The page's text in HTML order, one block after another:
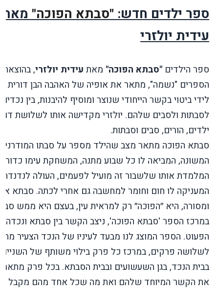
ספר ילדים חדש:"סבתא הפוכה"מאת
עידית יולזרי
ספר הילדים "סבתא הפוכה" מאת עידית יולזרי, בהוצאת
הספרים "נשמה", מתאר את אופיה של האהבה הבן דורית
לידי ביטוי בקשר הייחודי שנוצר ומוסיף להיבנות, בין נכדים
לסבתות ולסבים שלהם. יולזרי מקדישה אותו לשלושת
ילדים, הורים, סבים וסבתות.
סבתא הפוכה מתאר מצב שהילד מספר על סבתו
המשונה, המביאה לו כל שבוע מתנה, המשחקת עימו
המלמדת אותו שלשבור זה מועיל לפעמים, העולה לנדנדה
המעניקה לו חום וחומר למחשבה גם אחרי לכתה. סבתא
ומסורה, היא ״הפוכה״ רק למראית עין, בעצם היא ממש
במרכז הספר 'סבתא הפוכה', ניצב הקשר בין סבתא ונכדה
הפעוט. הספר המוצג לנו מבעד לעיניו של הנכד הצעיר
לשלושה פרקים, במרכז כל פרק בילוי משותף של
בבית הנכד, בגן השעשועים ובבית הסבתא. בכל פרק מתאר
את הקשר המיוחד שלהם ואת מה שכל אחד מהם מקבל